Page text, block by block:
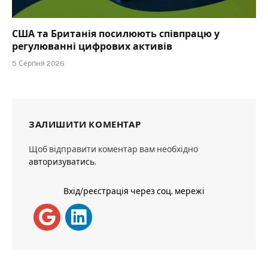
США та Британія посилюють співпрацю у
регулюванні цифрових активів
5 Серпня 2026
ЗАЛИШИТИ КОМЕНТАР
Щоб відправити коментар вам необхідно
авторизуватись.
Вхід/реєстрація через соц. мережі